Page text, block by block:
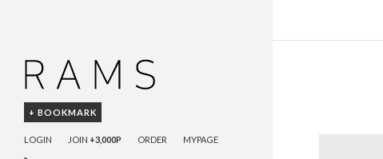
+ BOOKMARK
LOGIN JOIN +3,000P ORDER MYPAGE